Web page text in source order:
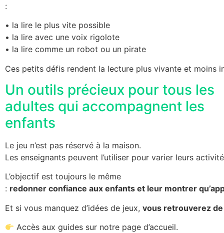
:
• la lire le plus vite possible
• la lire avec une voix rigolote
• la lire comme un robot ou un pirate
Ces petits défis rendent la lecture plus vivante et moins
Un outils précieux pour tous les
adultes qui accompagnent les
enfants
Le jeu n’est pas réservé à la maison.
Les enseignants peuvent l’utiliser pour varier leurs
L’objectif est toujours le même
: redonner confiance aux enfants et leur montrer
Et si vous manquez d’idées de jeux, vous retrouverez
Accès aux guides sur notre page d’accueil.